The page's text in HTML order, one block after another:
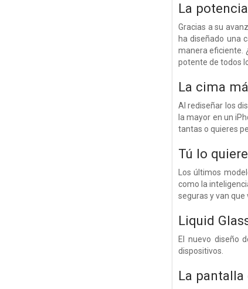
La potencia
Gracias a su
ha diseñado una
manera eficiente.
potente de todos
La cima
Al rediseñar los
la mayor en un
tantas o quieres
Tú lo
Los últimos
como la
seguras y van que
Liquid
El nuevo diseño
dispositivos.
La